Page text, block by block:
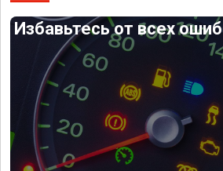
Избавьтесь от всех